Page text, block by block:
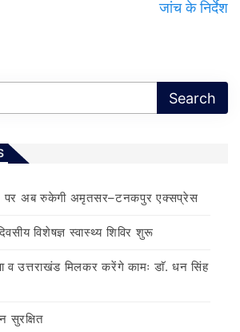
जांच के निर्देश
पर अब रुकेगी अमृतसर–टनकपुर एक्सप्रेस
विशेषज्ञ स्वास्थ्य शिविर शुरू
व उत्तराखंड मिलकर करेंगे कामः डाॅ. धन सिंह
सुरक्षित